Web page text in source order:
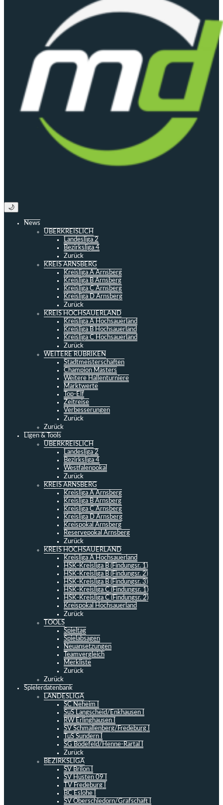
🌙
News
ÜBERKREISLICH
Landesliga 2
Bezirksliga 4
Zurück
KREIS ARNSBERG
Kreisliga A Arnsberg
Kreisliga B Arnsberg
Kreisliga C Arnsberg
Kreisliga D Arnsberg
Zurück
KREIS HOCHSAUERLAND
Kreisliga A Hochsauerland
Kreisliga B Hochsauerland
Kreisliga C Hochsauerland
Zurück
WEITERE RUBRIKEN
Stadtmeisterschaften
Champion Masters
Weitere Hallenturniere
Marktwerte
Top-Elf
Zeitreise
Verbesserungen
Zurück
Zurück
Ligen & Tools
ÜBERKREISLICH
Landesliga 2
Bezirksliga 4
Westfalenpokal
Zurück
KREIS ARNSBERG
Kreisliga A Arnsberg
Kreisliga B Arnsberg
Kreisliga C Arnsberg
Kreisliga D Arnsberg
Kreispokal Arnsberg
Reservepokal Arnsberg
Zurück
KREIS HOCHSAUERLAND
Kreisliga A Hochsauerland
HSK-Kreisliga B (Findungsr. 1)
HSK-Kreisliga B (Findungsr. 2)
HSK-Kreisliga B (Findungsr. 3)
HSK-Kreisliga C (Findungsr. 1)
HSK-Kreisliga C (Findungsr. 2)
Kreispokal Hochsauerland
Zurück
TOOLS
Spieltag
Spielabsagen
Neuansetzungen
Teamvergleich
Merkliste
Zurück
Zurück
Spielerdatenbank
LANDESLIGA
SC Neheim I
SuS Langscheid/Enkhausen I
RW Erlinghausen I
SV Schmallenberg/Fredeburg I
TuS Sundern I
SG Bödefeld/Henne-Rartal I
Zurück
BEZIRKSLIGA
SV Brilon I
SV Hüsten 09 I
TV Fredeburg I
BC Eslohe I
SV Oberschledorn/Grafschaft I